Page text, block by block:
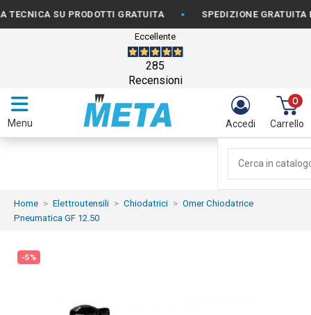
SU PRODOTTI GRATUITA • SPEDIZIONE GRATUITA PER
Eccellente
285
Recensioni
Menu Accedi
0
Carrello
Home Elettroutensili Chiodatrici
Omer Chiodatrice
Pneumatica GF 12.50
-5%